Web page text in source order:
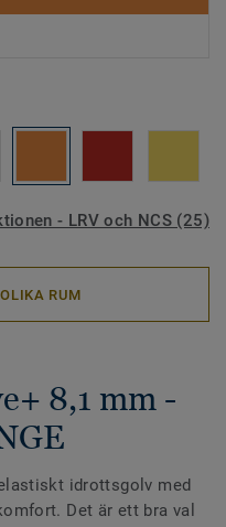
- LRV och NCS (25)
RUM
8,1 mm -
idrottsgolv med
Det är ett bra val